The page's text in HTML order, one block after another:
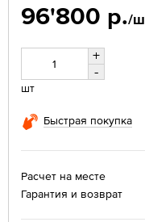
96'800 р./
+
-
шт
Быстрая покупка
Расчет на месте
Гарантия и возврат